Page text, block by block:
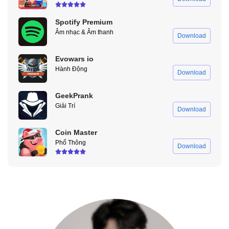
hồi nhanh chóng mà không lo mất dữ liệu.
Tùy Chỉnh Và Tối Ưu Ứng Dụng
Lucky Patcher cho phép chỉnh sửa cấu trúc ứng dụng ở mức cơ
bản, loại bỏ quảng cáo, thành phần không cần thiết và giúp ứng
dụng hoạt động gọn nhẹ hơn trên thiết bị cấu hình thấp.
Hỗ Trợ Quản Lý Nhiều Tài Khoản
Một số người dùng tận dụng Lucky Patcher để quản lý nhiều tài
khoản trong cùng một ứng dụng, giúp chuyển đổi linh hoạt mà
không cần đăng xuất liên tục, đặc biệt hữu ích với game và app
mạng xã hội.
Phiên bản Lucky Patcher Mod được nhiều người lựa chọn nhờ
Spotify Premium
Âm nhạc & Âm thanh Download
Evowars io
Hành Động Download
GeekPrank
Giải Trí Download
Coin Master
Phổ Thông Download